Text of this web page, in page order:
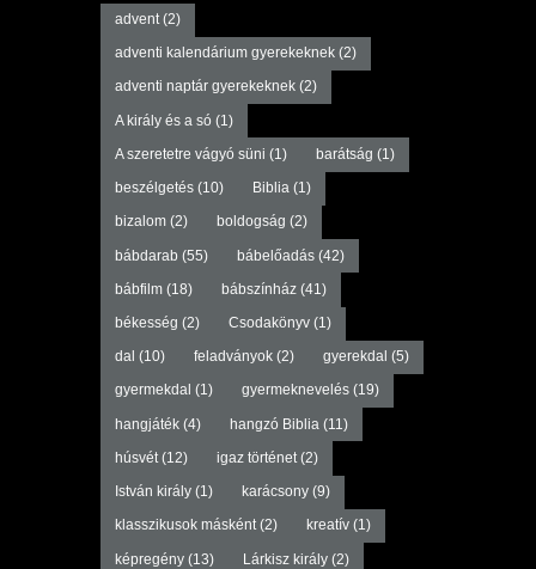
advent(2)
adventi kalendárium gyerekeknek(2)
adventi naptár gyerekeknek(2)
A király és a só (1)
A szeretetre vágyó süni (1) barátság (1)
beszélgetés(10) Biblia(1)
bizalom(2) boldogság (2)
bábdarab (55) bábelőadás(42)
bábfilm(18) bábszínház(41)
békesség (2) Csodakönyv(1)
dal (10) feladványok(2) gyerekdal (5)
gyermekdal (1) gyermeknevelés(19)
hangjáték(4) hangzó Biblia (11)
húsvét(12) igaz történet(2)
István király(1) karácsony(9)
klasszikusok másként(2) kreatív(1)
képregény(13) Lárkisz király(2)